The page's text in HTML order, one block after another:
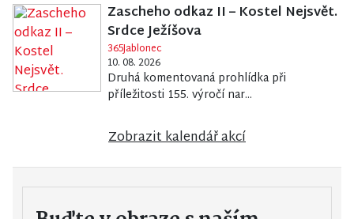
Zascheho odkaz II – Kostel Nejsvět.
Srdce Ježíšova
365Jablonec
10. 08. 2026
Druhá komentovaná prohlídka při
příležitosti 155. výročí nar...
Zobrazit kalendář akcí